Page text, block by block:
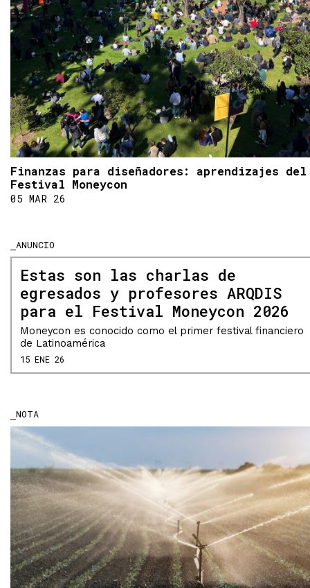
Finanzas para diseñadores: aprendizajes del
Festival Moneycon
05 MAR 26
ANUNCIO
Estas son las charlas de
egresados y profesores ARQDIS
para el Festival Moneycon 2026
Moneycon es conocido como el primer festival financiero
de Latinoamérica
15 ENE 26
NOTA